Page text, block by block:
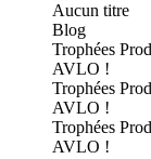
Aucun titre
Blog
Trophées
AVLO !
Trophées
AVLO !
Trophées
AVLO !